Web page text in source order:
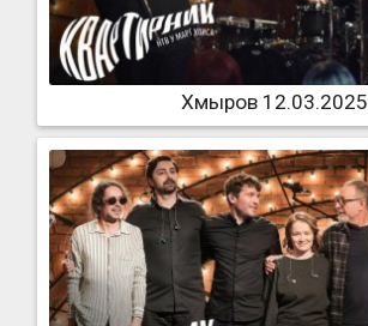
Хмыров 12.03.2025